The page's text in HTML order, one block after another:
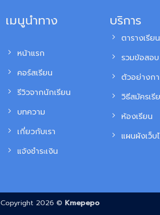
เมนูนำทาง
หน้าแรก
คอร์สเรียน
รีวิวจากนักเรียน
บทความ
เกี่ยวกับเรา
แจ้งชำระเงิน
บริการ
ตารางเรียน
รวมข้อสอ
ตัวอย่างก
วิธีสมัครเรี
ห้องเรียน
แผนผังเว็บ
Copyright 2026 © Kmepepo